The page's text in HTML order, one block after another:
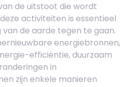
de uitstoot die wordt
activiteiten is essentieel
de aarde tegen te gaan.
energiebronnen,
efficiëntie, duurzaam
in
zijn enkele manieren